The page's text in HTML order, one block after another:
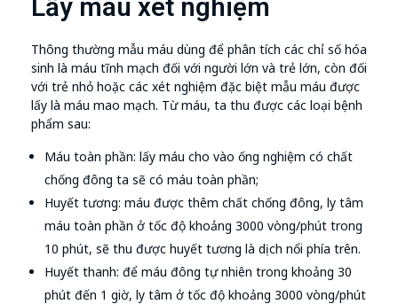
Lấy máu xét nghiệm
Thông thường mẫu máu dùng để phân tích các chỉ số hóa
sinh là máu tĩnh mạch đối với người lớn và trẻ lớn, còn đối
với trẻ nhỏ hoặc các xét nghiệm đặc biệt mẫu máu được
lấy là máu mao mạch. Từ máu, ta thu được các loại bệnh
phẩm sau:
Máu toàn phần: lấy máu cho vào ống nghiệm có chất
chống đông ta sẽ có máu toàn phần;
Huyết tương: máu được thêm chất chống đông, ly tâm
máu toàn phần ở tốc độ khoảng 3000 vòng/phút trong
10 phút, sẽ thu được huyết tương là dịch nổi phía trên.
Huyết thanh: để máu đông tự nhiên trong khoảng 30
phút đến 1 giờ, ly tâm ở tốc độ khoảng 3000 vòng/phút